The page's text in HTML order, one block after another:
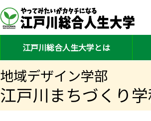
江戸川総合人生大学とは
地域デザイン学部
江戸川まちづくり